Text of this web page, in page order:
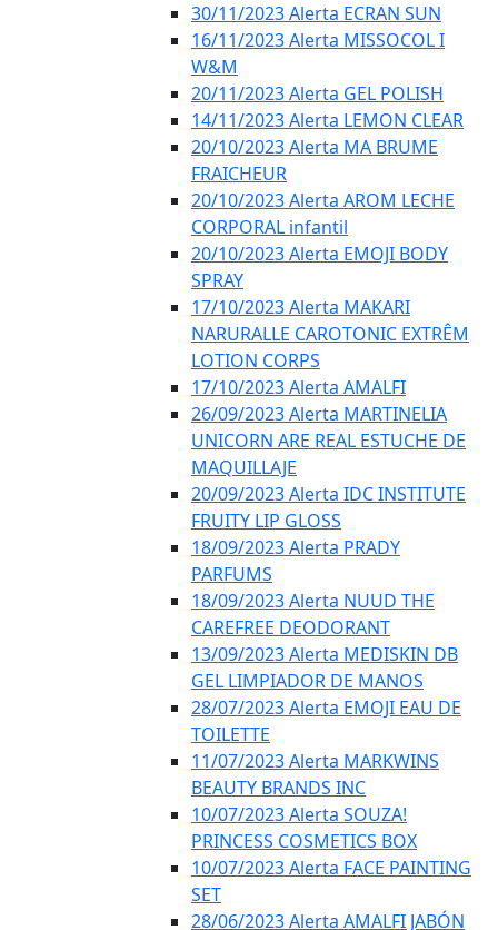
30/11/2023 Alerta ECRAN SUN
16/11/2023 Alerta MISSOCOL I
W&M
20/11/2023 Alerta GEL POLISH
14/11/2023 Alerta LEMON CLEAR
20/10/2023 Alerta MA BRUME
FRAICHEUR
20/10/2023 Alerta AROM LECHE
CORPORAL infantil
20/10/2023 Alerta EMOJI BODY
SPRAY
17/10/2023 Alerta MAKARI
NARURALLE CAROTONIC EXTRÊM
LOTION CORPS
17/10/2023 Alerta AMALFI
26/09/2023 Alerta MARTINELIA
UNICORN ARE REAL ESTUCHE DE
MAQUILLAJE
20/09/2023 Alerta IDC INSTITUTE
FRUITY LIP GLOSS
18/09/2023 Alerta PRADY
PARFUMS
18/09/2023 Alerta NUUD THE
CAREFREE DEODORANT
13/09/2023 Alerta MEDISKIN DB
GEL LIMPIADOR DE MANOS
28/07/2023 Alerta EMOJI EAU DE
TOILETTE
11/07/2023 Alerta MARKWINS
BEAUTY BRANDS INC
10/07/2023 Alerta SOUZA!
PRINCESS COSMETICS BOX
10/07/2023 Alerta FACE PAINTING
SET
28/06/2023 Alerta AMALFI JABÓN